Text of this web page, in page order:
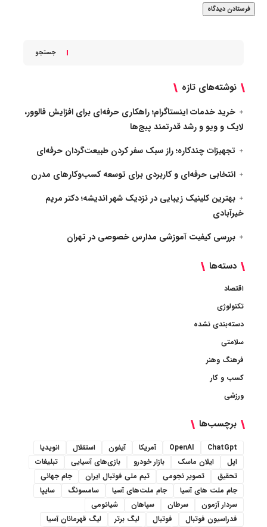
جستجو
نوشته‌های تازه
خرید خدمات اینستاگرام؛ راهکاری حرفه‌ای برای افزایش فالوور،
لایک و ویو و رشد قدرتمند پیج‌ها
تجهیزات چندکاره؛ راز سبک سفر کردن طبیعت‌گردان حرفه‌ای
انتخابی حرفه‌ای و کاربردی برای توسعه کسب‌وکارهای مدرن
بهترین کلینیک زیبایی در نزدیک شهر اندیشه؛ دکتر مریم
خیرآبادی
بررسی کیفیت آموزشی مدارس خصوصی در تهران
دسته‌ها
اقتصاد
تکنولوژی
دسته‌بندی نشده
سلامتی
فرهنگ وهنر
کسب و کار
ورزشی
برچسب‌ها
ChatGpt
OpenAI آمریکا آیفون استقلال
انویدیا
اپل
ایلان ماسک بازار خودرو بازی‌های آسیایی
تبلیغات
تحقیق
تصویر نجومی تیم ملی فوتبال ایران
جام جهانی
جام ملت های آسیا
جام ملت‌های آسیا سامسونگ
سایپا
سردار آزمون
سرطان سپاهان
شیائومی
فدراسیون فوتبال
فوتبال لیگ برتر
لیگ قهرمانان آسیا